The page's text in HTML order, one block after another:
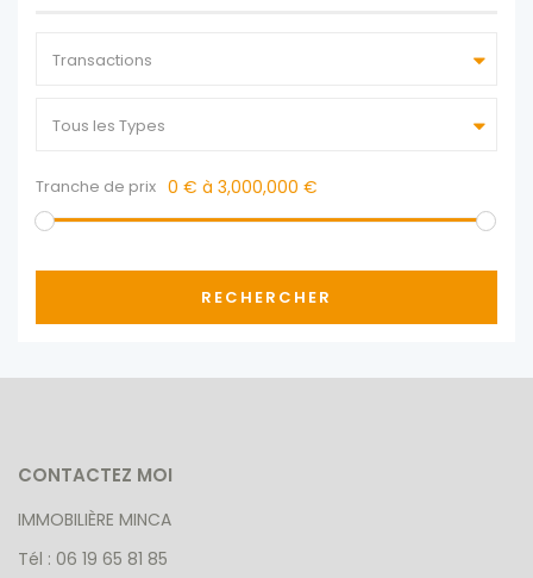
Transactions
Tous les Types
Tranche de prix 0 € à 3,000,000 €
RECHERCHER
CONTACTEZ MOI
IMMOBILIÈRE MINCA
Tél : 06 19 65 81 85